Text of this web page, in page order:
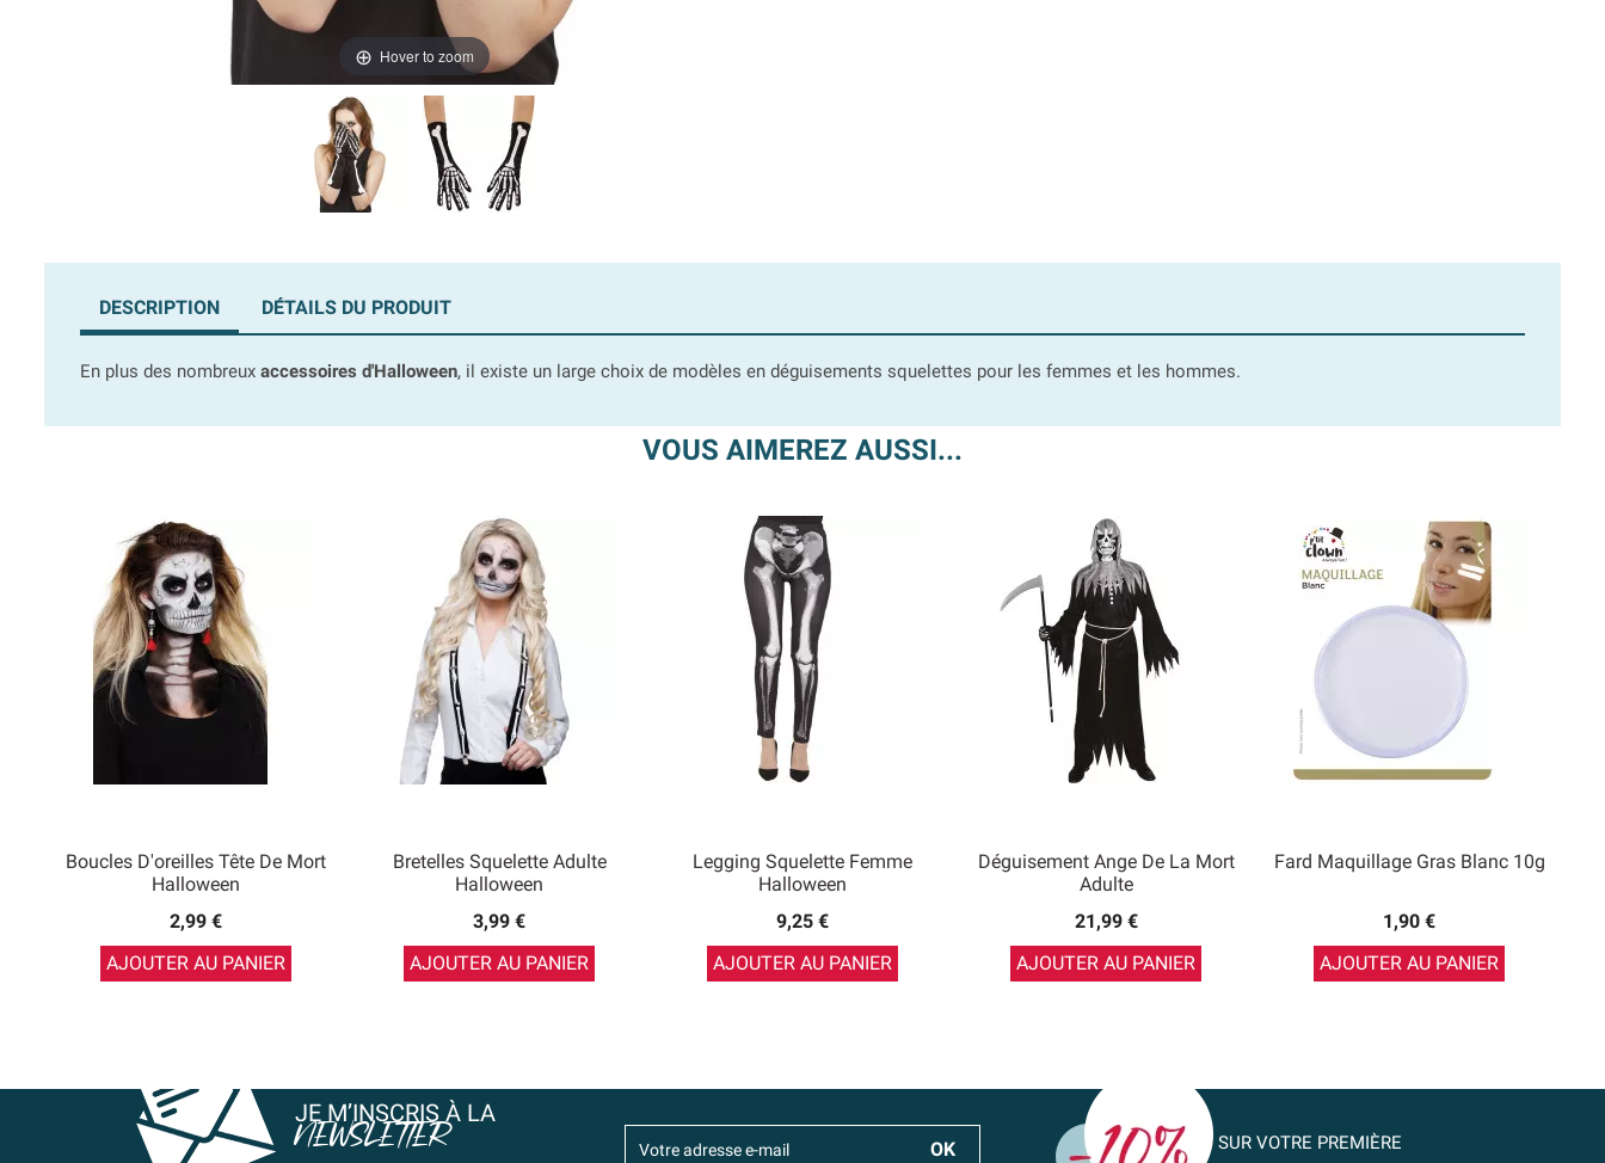
Hover to zoom
DESCRIPTION DÉTAILS DU PRODUIT
En plus des nombreux accessoires d'Halloween, il existe un large choix de modèles en déguisements squelettes pour les femmes et les hommes.
VOUS AIMEREZ AUSSI...
Boucles D'oreilles Tête De Mort
Halloween
2,99 €
AJOUTER AU PANIER
Bretelles Squelette Adulte
Halloween
3,99 €
AJOUTER AU PANIER
Legging Squelette Femme
Halloween
9,25 €
AJOUTER AU PANIER
Déguisement Ange De La Mort
Adulte
21,99 €
AJOUTER AU PANIER
Fard Maquillage Gras Blanc 10g
1,90 €
AJOUTER AU PANIER
JE M’INSCRIS À LA
NEWSLETTER SUR VOTRE PREMIÈRE